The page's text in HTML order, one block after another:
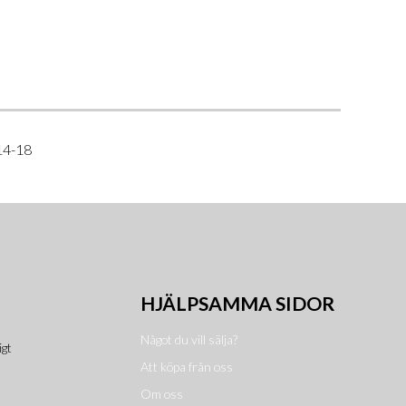
18
HJÄLPSAMMA SIDOR
Något du vill sälja?
Att köpa från oss
Om oss